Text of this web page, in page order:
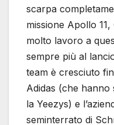
scarpa
missione Apollo
molto lavoro a
sempre più al
team è cresciuto
Adidas (che
la Yeezys) e
seminterrato di